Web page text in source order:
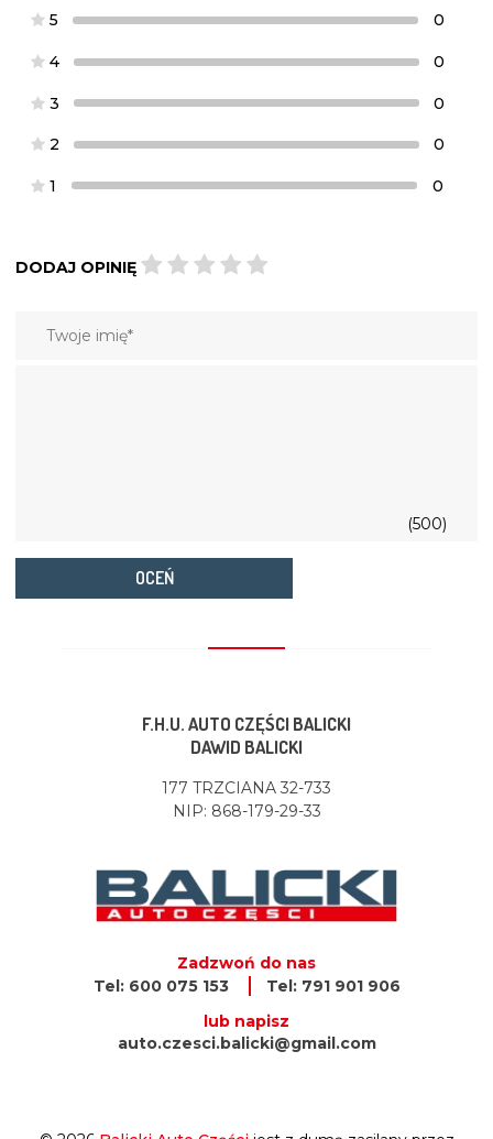
5 0
4 0
3 0
2 0
1 0
DODAJ OPINIĘ
(500)
OCEŃ
F.H.U. AUTO CZĘŚCI BALICKI
DAWID BALICKI
177 TRZCIANA 32-733
NIP: 868-179-29-33
Zadzwoń do nas
Tel: 600 075 153
Tel: 791 901 906
lub napisz
auto.czesci.balicki@gmail.com